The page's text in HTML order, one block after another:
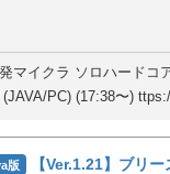
マイクラ ソロハードコ
PC) (17:38〜)
版
【Ver.1.21】ブリ